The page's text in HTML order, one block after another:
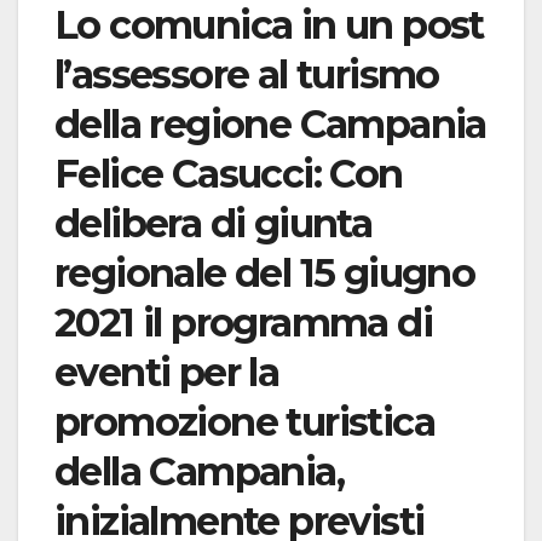
Lo comunica in un post
l’assessore al turismo
della regione Campania
Felice Casucci: Con
delibera di giunta
regionale del 15 giugno
2021 il programma di
eventi per la
promozione turistica
della Campania,
inizialmente previsti